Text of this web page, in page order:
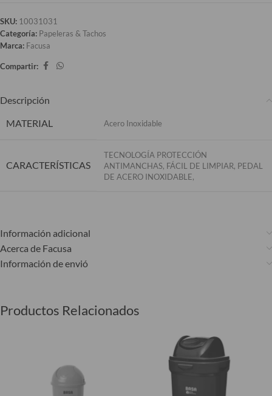
SKU: 10031031
Categoría: Papeleras & Tachos
Marca: Facusa
Compartir:
Descripción
MATERIAL
Acero Inoxidable
CARACTERÍSTICAS
TECNOLOGÍA PROTECCIÓN
ANTIMANCHAS, FÁCIL DE LIMPIAR, PEDAL
DE ACERO INOXIDABLE,
Información adicional
Acerca de Facusa
Información de envió
Productos Relacionados